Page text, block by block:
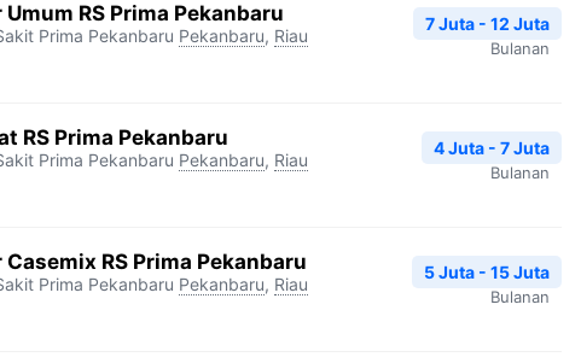
Umum RS Prima Pekanbaru
Prima Pekanbaru Pekanbaru, Riau
7 Juta - 12 Juta
Bulanan
RS Prima Pekanbaru
Prima Pekanbaru Pekanbaru, Riau
4 Juta - 7 Juta
Bulanan
Casemix RS Prima Pekanbaru
Prima Pekanbaru Pekanbaru, Riau
5 Juta - 15 Juta
Bulanan